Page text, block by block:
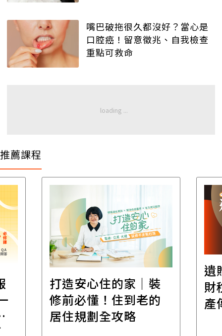
嘴巴破拖很久都沒好？當心是
口腔癌！留意徵兆、自我檢查
重點可救命
推薦課程
打造安心住的家｜裝
修前必懂！住到老的
居住規劃全攻略
遺
財
產